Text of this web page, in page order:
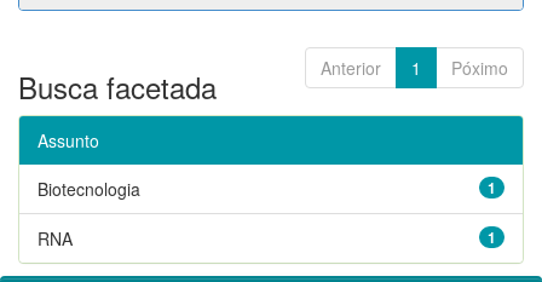
Anterior 1 Póximo
Busca facetada
Assunto
1
Biotecnologia
1
RNA